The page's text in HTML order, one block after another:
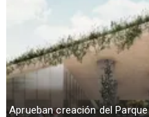
Aprueban creación del Parque